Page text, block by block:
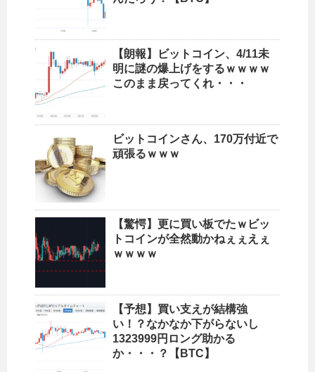
【朗報】ビットコイン、4/11未
明に謎の爆上げをするｗｗｗｗ
このまま戻ってくれ・・・
ビットコインさん、170万付近で
頑張るｗｗｗ
【驚愕】更に買い板でたｗビッ
トコインが全然動かねぇぇえぇ
ｗｗｗｗ
【予想】買い支えが結構強
い！？なかなか下がらないし
1323999円ロング助かる
か・・・？【BTC】